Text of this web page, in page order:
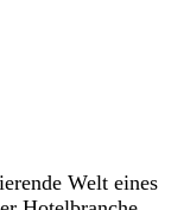
Welt eines